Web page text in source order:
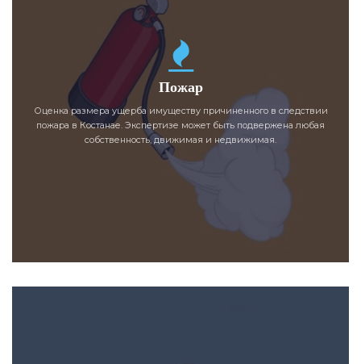
Пожар
Оценка размера ущерба имуществу причиненного в следствии
пожара в Костанае. Экспертизе может быть подвержена любая
собственность, движимая и недвижимая.